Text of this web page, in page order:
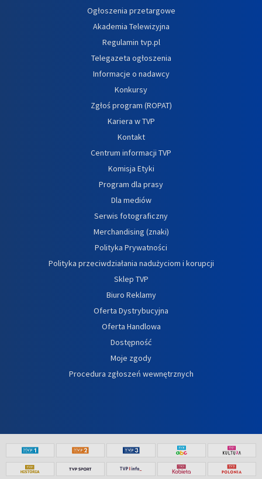
Ogłoszenia przetargowe
Akademia Telewizyjna
Regulamin tvp.pl
Telegazeta ogłoszenia
Informacje o nadawcy
Konkursy
Zgłoś program (ROPAT)
Kariera w TVP
Kontakt
Centrum informacji TVP
Komisja Etyki
Program dla prasy
Dla mediów
Serwis fotograficzny
Merchandising (znaki)
Polityka Prywatności
Polityka przeciwdziałania nadużyciom i korupcji
Sklep TVP
Biuro Reklamy
Oferta Dystrybucyjna
Oferta Handlowa
Dostępność
Moje zgody
Procedura zgłoszeń wewnętrznych